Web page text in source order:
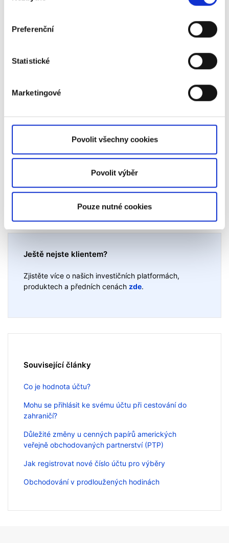
Preferenční
Statistické
Marketingové
Povolit všechny cookies
Povolit výběr
Pouze nutné cookies
Byl pro vás tento článek užitečný?
Ještě nejste klientem?
Zjistěte více o našich investičních platformách,
produktech a předních cenách zde.
Související články
Co je hodnota účtu?
Mohu se přihlásit ke svému účtu při cestování do
zahraničí?
Důležité změny u cenných papírů amerických
veřejně obchodovaných partnerství (PTP)
Jak registrovat nové číslo účtu pro výběry
Obchodování v prodloužených hodinách